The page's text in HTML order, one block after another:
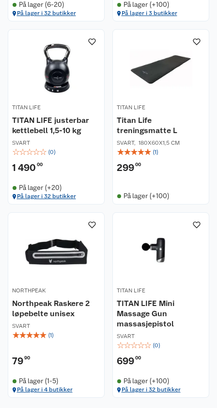
På lager (6-20)
På lager i 32 butikker
På lager (+100)
På lager i 3 butikker
TITAN LIFE
TITAN LIFE justerbar
kettlebell 1,5-10 kg
SVART
☆☆☆☆☆ (0)
1 490 00
På lager (+20)
På lager i 32 butikker
TITAN LIFE
Titan Life
treningsmatte L
SVART, 180X60X1,5 CM
☆☆☆☆☆ (1)
29900
På lager (+100)
NORTHPEAK
Northpeak Raskere 2
løpebelte unisex
SVART
☆☆☆☆☆ (1)
7990
På lager (1-5)
På lager i 4 butikker
TITAN LIFE
TITAN LIFE Mini
Massage Gun
massasjepistol
SVART
☆☆☆☆☆ (0)
69900
På lager (+100)
På lager i 32 butikker
Nyheter
Våre merkevarer
Coop kjeder
Sikkerhetsdatablad
Angre- og returrett
Ofte stilte spørsmål
Betalingsalternativer
Retur av el-avfall
Trampoline